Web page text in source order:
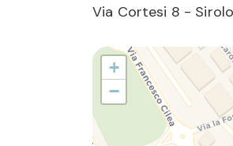
Via Cortesi 8 - Sirolo
+
−